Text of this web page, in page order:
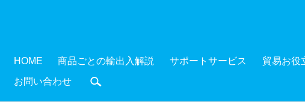
HOME 商品ごとの輸出入解説 サポートサービス 貿易お役
お問い合わせ